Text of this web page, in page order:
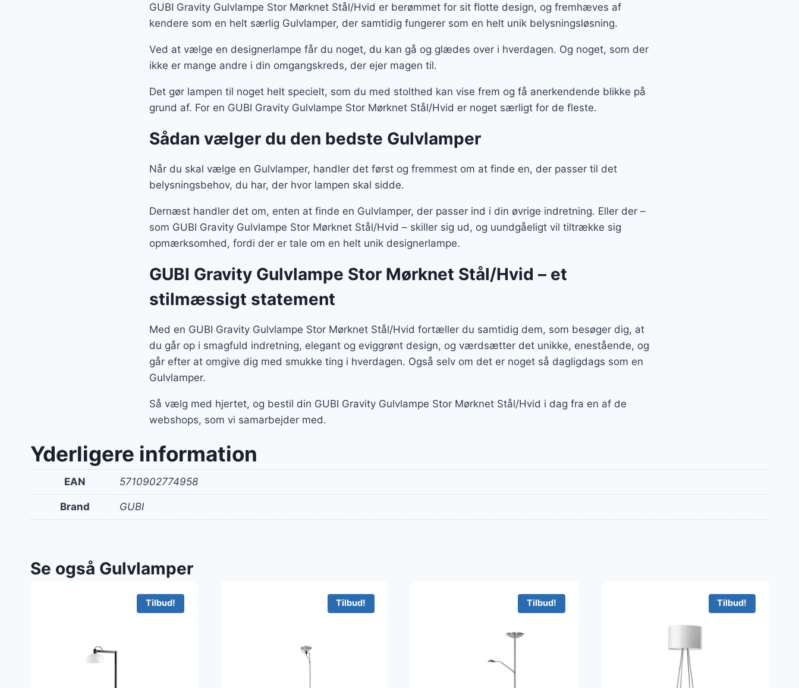
GUBI Gravity Gulvlampe Stor Mørknet Stål/Hvid er berømmet for sit flotte design, og fremhæves af
kendere som en helt særlig Gulvlamper, der samtidig fungerer som en helt unik belysningsløsning.
Ved at vælge en designerlampe får du noget, du kan gå og glædes over i hverdagen. Og noget, som der
ikke er mange andre i din omgangskreds, der ejer magen til.
Det gør lampen til noget helt specielt, som du med stolthed kan vise frem og få anerkendende blikke på
grund af. For en GUBI Gravity Gulvlampe Stor Mørknet Stål/Hvid er noget særligt for de fleste.
Sådan vælger du den bedste Gulvlamper
Når du skal vælge en Gulvlamper, handler det først og fremmest om at finde en, der passer til det
belysningsbehov, du har, der hvor lampen skal sidde.
Dernæst handler det om, enten at finde en Gulvlamper, der passer ind i din øvrige indretning. Eller der –
som GUBI Gravity Gulvlampe Stor Mørknet Stål/Hvid – skiller sig ud, og uundgåeligt vil tiltrække sig
opmærksomhed, fordi der er tale om en helt unik designerlampe.
GUBI Gravity Gulvlampe Stor Mørknet Stål/Hvid – et
stilmæssigt statement
Med en GUBI Gravity Gulvlampe Stor Mørknet Stål/Hvid fortæller du samtidig dem, som besøger dig, at
du går op i smagfuld indretning, elegant og eviggrønt design, og værdsætter det unikke, enestående, og
går efter at omgive dig med smukke ting i hverdagen. Også selv om det er noget så dagligdags som en
Gulvlamper.
Så vælg med hjertet, og bestil din GUBI Gravity Gulvlampe Stor Mørknet Stål/Hvid i dag fra en af de
webshops, som vi samarbejder med.
Yderligere information
EAN 5710902774958
Brand GUBI
Se også Gulvlamper
Tilbud! Tilbud! Tilbud! Tilbud!